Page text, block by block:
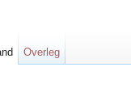
Overleg